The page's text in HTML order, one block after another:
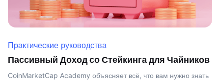
Практические руководства
Пассивный Доход со Стейкинга для Чайников
CoinMarketCap Academy объясняет всё, что вам нужно знать